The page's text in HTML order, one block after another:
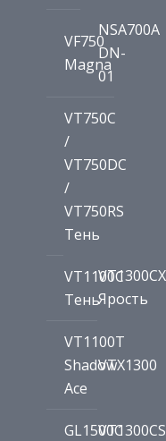
VF750
Magna
NSA700A
DN-
01
VT750C
/
VT750DC
/
VT750RS
Тень
VT1100C
Тень
VT1300CX
Ярость
VT1100T
Shadow
Ace
VTX1300
GL1500CVT1300CS